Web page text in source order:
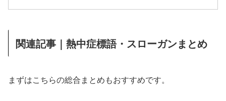
関連記事｜熱中症標語・スローガンまとめ
まずはこちらの総合まとめもおすすめです。